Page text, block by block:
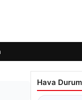
Hava